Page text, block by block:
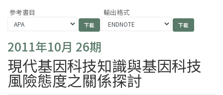
參考書目 輸出格式
2011年10月 26期
現代基因科技知識與基因科技
風險態度之關係探討